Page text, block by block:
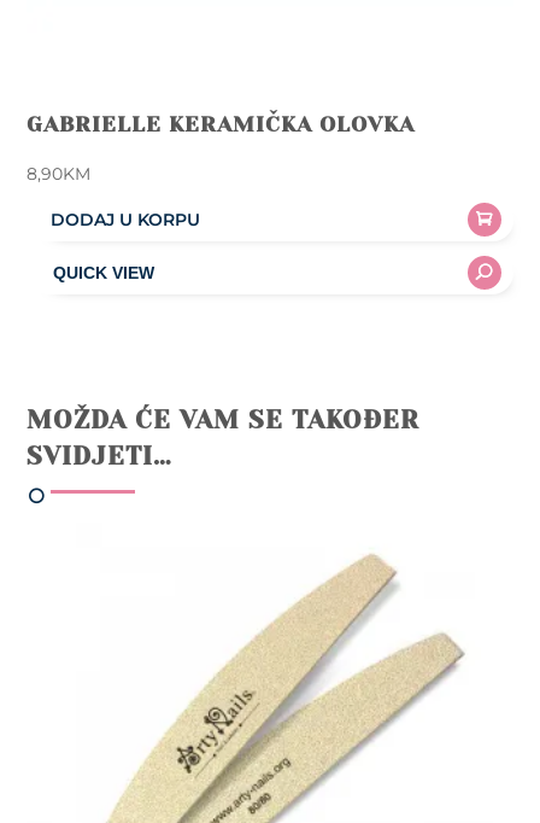
GABRIELLE KERAMIČKA OLOVKA
8,90KM
DODAJ U KORPU
MOŽDA ĆE VAM SE TAKOĐER
SVIDJETI…